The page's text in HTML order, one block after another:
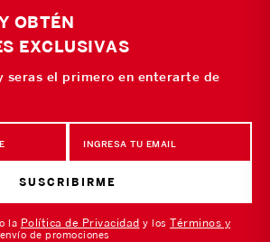
OBTÉN
EXCLUSIVAS
seras el primero en enterarte de
SUSCRIBIRME
la Política de Privacidad y losTérminos y
de promociones